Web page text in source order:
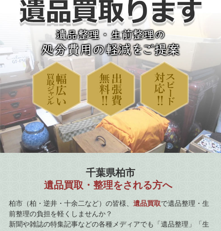
千葉県柏市
遺品買取・整理をされる方へ
柏市（柏・逆井・十余二など）の皆様、 遺品買取で遺品整理・生
前整理の負担を軽くしませんか？
新聞や雑誌の特集記事などの各種メディアでも「遺品整理」「生